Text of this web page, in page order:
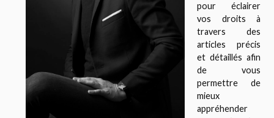
pour éclairer
vos droits à
travers des
articles précis
et détaillés afin
de vous
permettre de
mieux
appréhender